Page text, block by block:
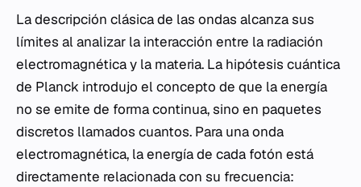
La descripción clásica de las ondas alcanza sus
límites al analizar la interacción entre la radiación
electromagnética y la materia. La hipótesis cuántica
de Planck introdujo el concepto de que la energía
no se emite de forma continua, sino en paquetes
discretos llamados cuantos. Para una onda
electromagnética, la energía de cada fotón está
directamente relacionada con su frecuencia: